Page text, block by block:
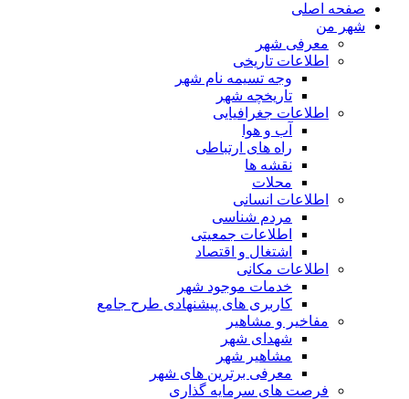
صفحه اصلی
شهر من
معرفی شهر
اطلاعات تاریخی
وجه تسیمه نام شهر
تاریخچه شهر
اطلاعات جغرافیایی
آب و هوا
راه های ارتباطی
نقشه ها
محلات
اطلاعات انسانی
مردم شناسی
اطلاعات جمعیتی
اشتغال و اقتصاد
اطلاعات مکانی
خدمات موجود شهر
کاربری های پیشنهادی طرح جامع
مفاخیر و مشاهیر
شهدای شهر
مشاهیر شهر
معرفی برترین های شهر
فرصت های سرمایه گذاری